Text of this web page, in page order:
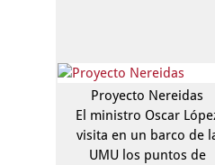
Proyecto Nereidas
El ministro Oscar
visita en un barco de
UMU los puntos de